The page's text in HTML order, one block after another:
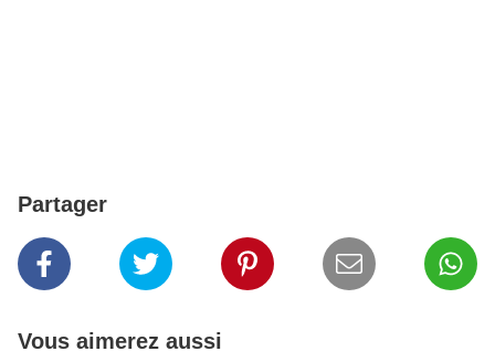
Partager
Vous aimerez aussi